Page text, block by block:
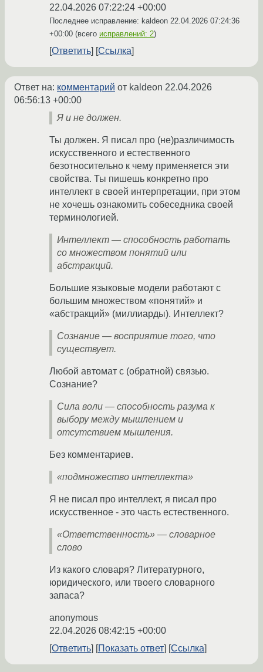
22.04.2026 07:22:24 +00:00
Последнее исправление: kaldeon 22.04.2026 07:24:36
+00:00 (всего исправлений: 2)
Ответить Ссылка
Ответ на: комментарий от kaldeon 22.04.2026
06:56:13 +00:00
Я и не должен.
Ты должен. Я писал про (не)различимость
искусственного и естественного
безотносительно к чему применяется эти
свойства. Ты пишешь конкретно про
интеллект в своей интерпретации, при этом
не хочешь ознакомить собеседника своей
терминологией.
Интеллект — способность работать
со множеством понятий или
абстракций.
Большие языковые модели работают с
большим множеством «понятий» и
«абстракций» (миллиарды). Интеллект?
Сознание — восприятие того, что
существует.
Любой автомат с (обратной) связью.
Сознание?
Сила воли — способность разума к
выбору между мышлением и
отсутствием мышления.
Без комментариев.
«подмножество интеллекта»
Я не писал про интеллект, я писал про
искусственное - это часть естественного.
«Ответственность» — словарное
слово
Из какого словаря? Литературного,
юридического, или твоего словарного
запаса?
anonymous
22.04.2026 08:42:15 +00:00
Ответить
Показать ответ Ссылка